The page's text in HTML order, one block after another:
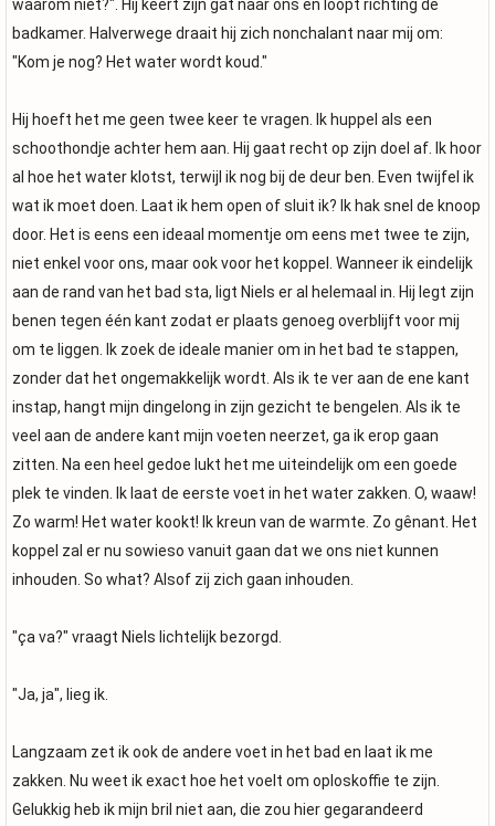
waarom niet?". Hij keert zijn gat naar ons en loopt richting de
badkamer. Halverwege draait hij zich nonchalant naar mij om:
"Kom je nog? Het water wordt koud."
Hij hoeft het me geen twee keer te vragen. Ik huppel als een
schoothondje achter hem aan. Hij gaat recht op zijn doel af. Ik hoor
al hoe het water klotst, terwijl ik nog bij de deur ben. Even twijfel ik
wat ik moet doen. Laat ik hem open of sluit ik? Ik hak snel de knoop
door. Het is eens een ideaal momentje om eens met twee te zijn,
niet enkel voor ons, maar ook voor het koppel. Wanneer ik eindelijk
aan de rand van het bad sta, ligt Niels er al helemaal in. Hij legt zijn
benen tegen één kant zodat er plaats genoeg overblijft voor mij
om te liggen. Ik zoek de ideale manier om in het bad te stappen,
zonder dat het ongemakkelijk wordt. Als ik te ver aan de ene kant
instap, hangt mijn dingelong in zijn gezicht te bengelen. Als ik te
veel aan de andere kant mijn voeten neerzet, ga ik erop gaan
zitten. Na een heel gedoe lukt het me uiteindelijk om een goede
plek te vinden. Ik laat de eerste voet in het water zakken. O, waaw!
Zo warm! Het water kookt! Ik kreun van de warmte. Zo gênant. Het
koppel zal er nu sowieso vanuit gaan dat we ons niet kunnen
inhouden. So what? Alsof zij zich gaan inhouden.
"ça va?" vraagt Niels lichtelijk bezorgd.
"Ja, ja", lieg ik.
Langzaam zet ik ook de andere voet in het bad en laat ik me
zakken. Nu weet ik exact hoe het voelt om oploskoffie te zijn.
Gelukkig heb ik mijn bril niet aan, die zou hier gegarandeerd